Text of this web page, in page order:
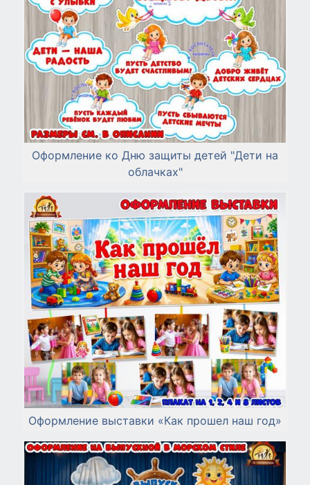
Оформление ко Дню защиты детей "Дети на
облачках"
Оформление выставки «Как прошел наш год»